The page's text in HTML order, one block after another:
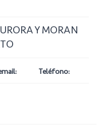
Y MORAN
Teléfono: